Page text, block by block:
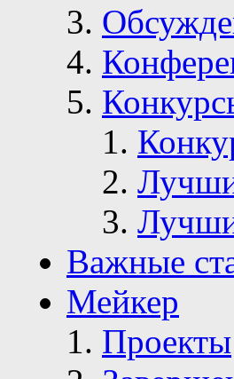
Важные
Мейкер
Проекты